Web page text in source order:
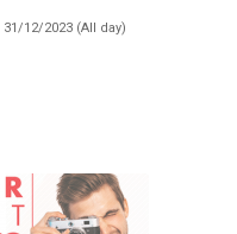
31/12/2023 (All day)